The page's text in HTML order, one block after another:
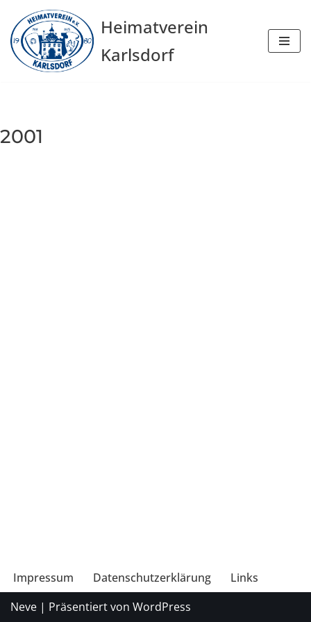
Zum
Inhalt
springen
Heimatverein
Karlsdorf
2001
Impressum Datenschutzerklärung
Links
Neve | Präsentiert von WordPress